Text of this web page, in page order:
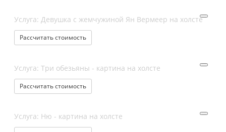
Услуга: Девушка с жемчужиной Ян Вермеер на холсте
Рассчитать стоимость
Услуга: Три обезьяны - картина на холсте
Рассчитать стоимость
Услуга: Ню - картина на холсте